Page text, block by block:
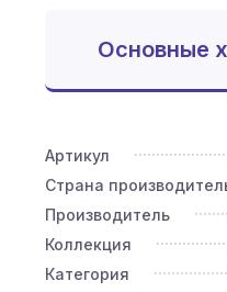
Основные
Артикул
Страна
Производитель
Коллекция
Категория